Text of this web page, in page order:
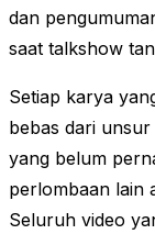
dan
saat talkshow
Setiap karya
bebas dari
yang belum
perlombaan lain
Seluruh video